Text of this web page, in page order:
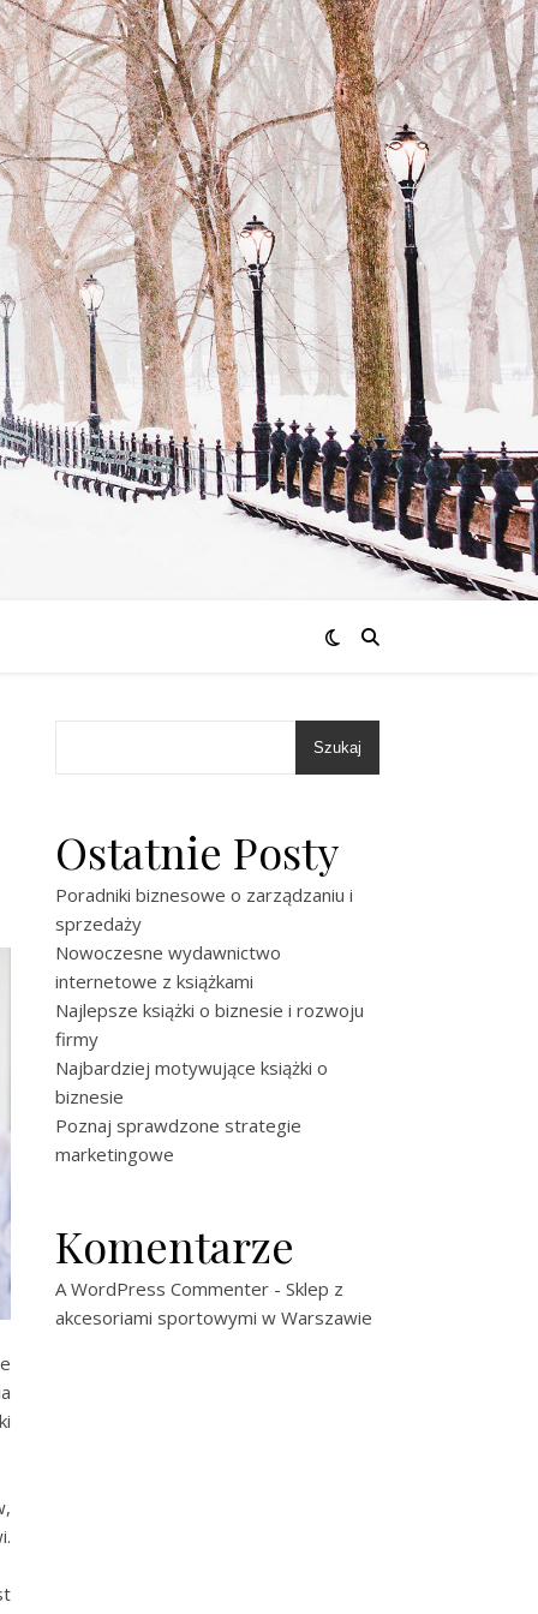
Szukaj
Ostatnie Posty
Poradniki biznesowe o zarządzaniu i
sprzedaży
Nowoczesne wydawnictwo
internetowe z książkami
Najlepsze książki o biznesie i rozwoju
firmy
Najbardziej motywujące książki o
biznesie
Poznaj sprawdzone strategie
marketingowe
Komentarze
A WordPress Commenter - Sklep z
akcesoriami sportowymi w Warszawie